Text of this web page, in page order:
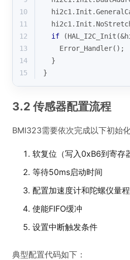
10
11
12
if
13
    Error_Handler();
14
  }
15
}
3.2 传感器配置流程
BMI323需要依次完成以下初始
软复位（写入0xB6到寄存
等待50ms启动时间
配置加速度计和陀螺仪量程
使能FIFO缓冲
设置中断触发条件
典型配置代码如下：